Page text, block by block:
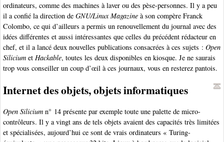
ordinateurs, comme des machines à laver ou des pèse-personnes. Il y a peu
il a confié la direction de GNU/Linux Magazine à son compère Franck
Colombo, ce qui d’ailleurs a permis un renouvellement du journal avec des
idées différentes et aussi intéressantes que celles du précédent rédacteur en
chef, et il a lancé deux nouvelles publications consacrées à ces sujets : Open
Silicium et Hackable, toutes les deux disponibles en kiosque. Je ne saurais
trop vous conseiller un coup d’œil à ces journaux, vous en resterez pantois.
Internet des objets, objets informatiques
Open Silicium n° 14 présente par exemple toute une palette de micro-
contrôleurs. Il y a vingt ans de tels objets avaient des capacités très limitées
et spécialisées, aujourd’hui ce sont de vrais ordinateurs « Turing-